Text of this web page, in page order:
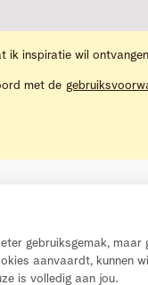
ik inspiratie wil
met de
gebruiksgemak, maar
aanvaardt, kunnen
is volledig aan jou.